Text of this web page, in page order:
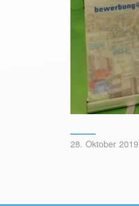
28. Oktober 2019